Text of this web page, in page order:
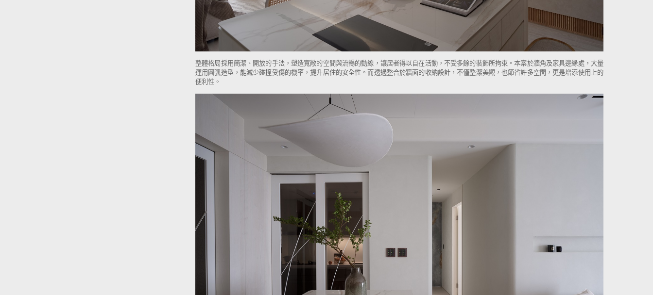
整體格局採用簡潔、開放的手法，塑造寬敞的空間與流暢的動線，讓居者得以自在活動，不受多餘的裝飾所拘束。本案於牆角及家具邊緣處，大量
運用圓弧造型，能減少碰撞受傷的機率，提升居住的安全性。而透過整合於牆面的收納設計，不僅整潔美觀，也節省許多空間，更是增添使用上的
便利性。